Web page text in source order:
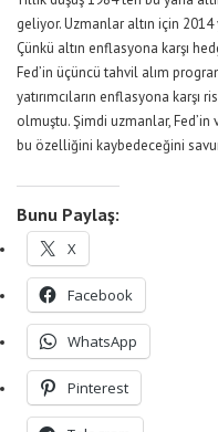
geliyor. Uzmanlar altın için
Çünkü altın enflasyona karşı
Fed’in üçüncü tahvil alım
yatırımcıların enflasyona karşı
olmuştu. Şimdi uzmanlar, Fed’in
bu özelliğini kaybedeceğini
Bunu Paylaş:
X
Facebook
WhatsApp
Pinterest